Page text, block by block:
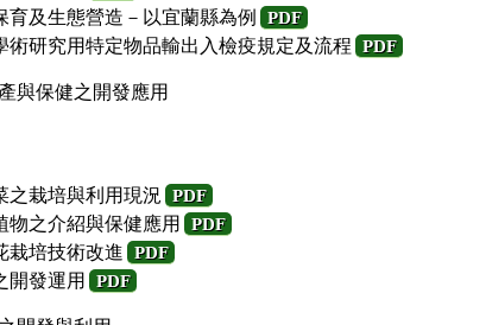
及生態營造－以宜蘭縣為例 PDF
術研究用特定物品輸出入檢疫規定及流程 PDF
與保健之開發應用
之栽培與利用現況
PDF
物之介紹與保健應用 PDF
栽培技術改進 PDF
開發運用 PDF